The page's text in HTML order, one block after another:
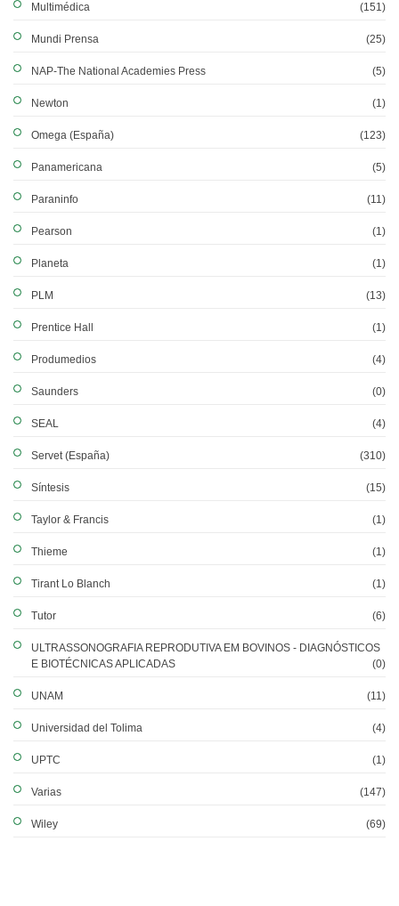
Multimédica (151)
Mundi Prensa (25)
NAP-The National Academies Press (5)
Newton (1)
Omega (España) (123)
Panamericana (5)
Paraninfo (11)
Pearson (1)
Planeta (1)
PLM (13)
Prentice Hall (1)
Produmedios (4)
Saunders (0)
SEAL (4)
Servet (España) (310)
Síntesis (15)
Taylor & Francis (1)
Thieme (1)
Tirant Lo Blanch (1)
Tutor (6)
ULTRASSONOGRAFIA REPRODUTIVA EM BOVINOS - DIAGNÓSTICOS
E BIOTÉCNICAS APLICADAS
(0)
UNAM (11)
Universidad del Tolima (4)
UPTC (1)
Varias (147)
Wiley (69)